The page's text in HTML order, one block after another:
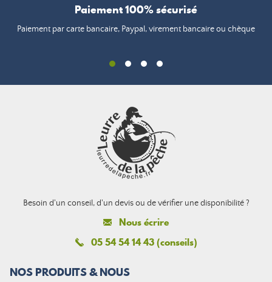
Paiement 100% sécurisé
Paiement par carte bancaire, Paypal, virement bancaire ou chèque
Besoin d'un conseil, d'un devis ou de vérifier une disponibilité ?
Nous écrire
05 54 54 14 43 (conseils)
NOS PRODUITS & NOUS